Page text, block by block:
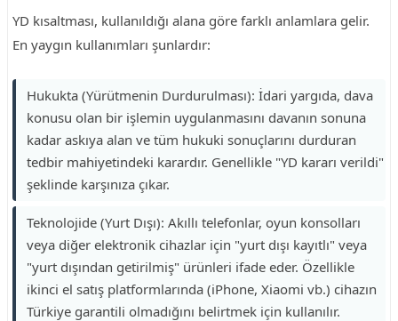
YD kısaltması, kullanıldığı alana göre farklı anlamlara gelir.
En yaygın kullanımları şunlardır:
Hukukta (Yürütmenin Durdurulması): İdari yargıda, dava
konusu olan bir işlemin uygulanmasını davanın sonuna
kadar askıya alan ve tüm hukuki sonuçlarını durduran
tedbir mahiyetindeki karardır. Genellikle "YD kararı verildi"
şeklinde karşınıza çıkar.
Teknolojide (Yurt Dışı): Akıllı telefonlar, oyun konsolları
veya diğer elektronik cihazlar için "yurt dışı kayıtlı" veya
"yurt dışından getirilmiş" ürünleri ifade eder. Özellikle
ikinci el satış platformlarında (iPhone, Xiaomi vb.) cihazın
Türkiye garantili olmadığını belirtmek için kullanılır.